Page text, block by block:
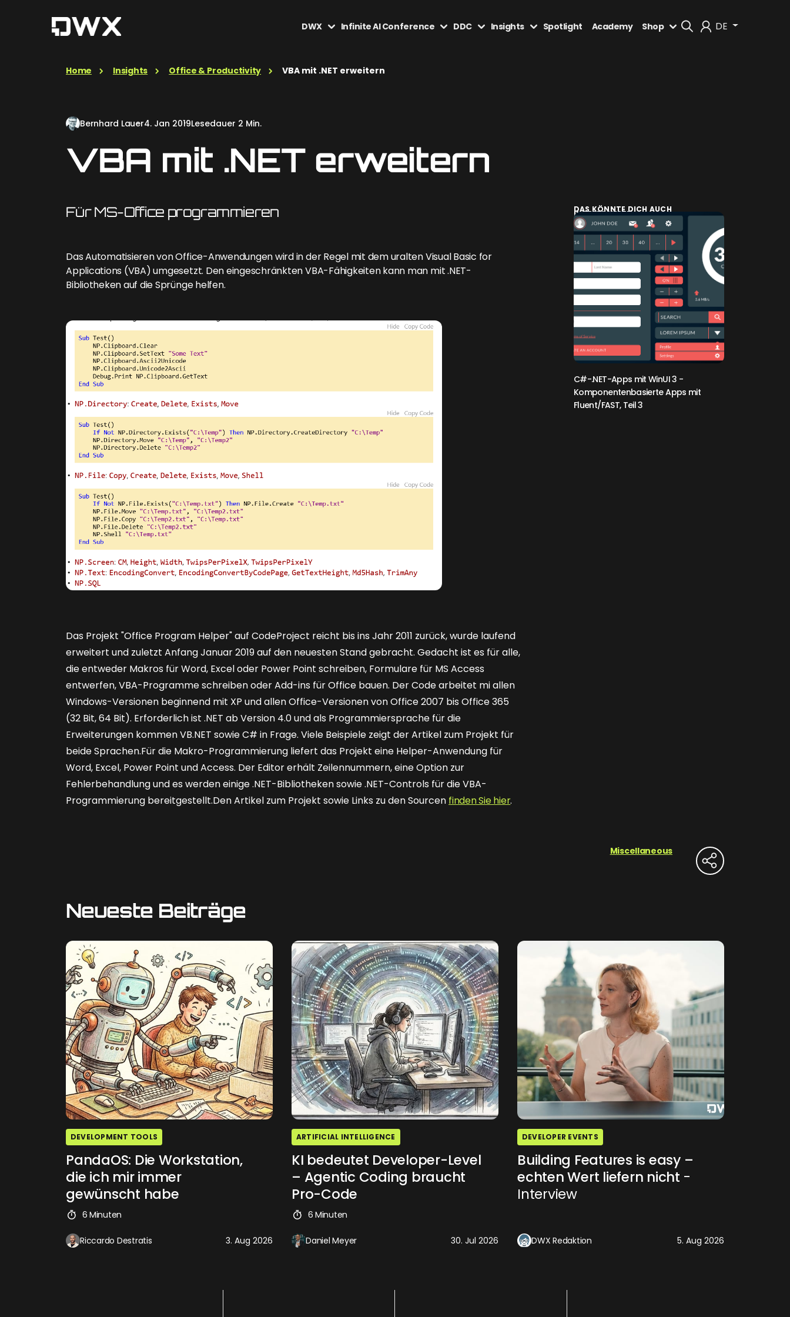
DE
DWX Infinite AI Conference DDC Insights Spotlight Academy Shop
Home Insights Office & Productivity VBA mit .NET erweitern
Bernhard Lauer4. Jan 2019Lesedauer 2 Min.
VBA mit .NET erweitern
Für MS-Office programmieren
Das Automatisieren von Office-Anwendungen wird in der Regel mit dem uralten Visual Basic for
Applications (VBA) umgesetzt. Den eingeschränkten VBA-Fähigkeiten kann man mit .NET-
Bibliotheken auf die Sprünge helfen.
Das Projekt "Office Program Helper" auf CodeProject reicht bis ins Jahr 2011 zurück, wurde laufend
erweitert und zuletzt Anfang Januar 2019 auf den neuesten Stand gebracht. Gedacht ist es für alle,
die entweder Makros für Word, Excel oder Power Point schreiben, Formulare für MS Access
entwerfen, VBA-Programme schreiben oder Add-ins für Office bauen. Der Code arbeitet mi allen
Windows-Versionen beginnend mit XP und allen Office-Versionen von Office 2007 bis Office 365
(32 Bit, 64 Bit). Erforderlich ist .NET ab Version 4.0 und als Programmiersprache für die
Erweiterungen kommen VB.NET sowie C# in Frage. Viele Beispiele zeigt der Artikel zum Projekt für
beide Sprachen.Für die Makro-Programmierung liefert das Projekt eine Helper-Anwendung für
Word, Excel, Power Point und Access. Der Editor erhält Zeilennummern, eine Option zur
Fehlerbehandlung und es werden einige .NET-Bibliotheken sowie .NET-Controls für die VBA-
Programmierung bereitgestellt.Den Artikel zum Projekt sowie Links zu den Sourcen finden Sie hier.
DAS KÖNNTE DICH AUCH
INTERESSIEREN:
C#-.NET-Apps mit WinUI 3 -
Komponentenbasierte Apps mit
Fluent/FAST, Teil 3
Miscellaneous
Neueste Beiträge
DEVELOPMENT TOOLS
PandaOS: Die Workstation,
die ich mir immer
gewünscht habe
6 Minuten
Riccardo Destratis 3. Aug 2026
ARTIFICIAL INTELLIGENCE
KI bedeutet Developer-Level
– Agentic Coding braucht
Pro-Code
6 Minuten
Daniel Meyer 30. Jul 2026
DEVELOPER EVENTS
Building Features is easy –
echten Wert liefern nicht -
Interview
DWX Redaktion 5. Aug 2026